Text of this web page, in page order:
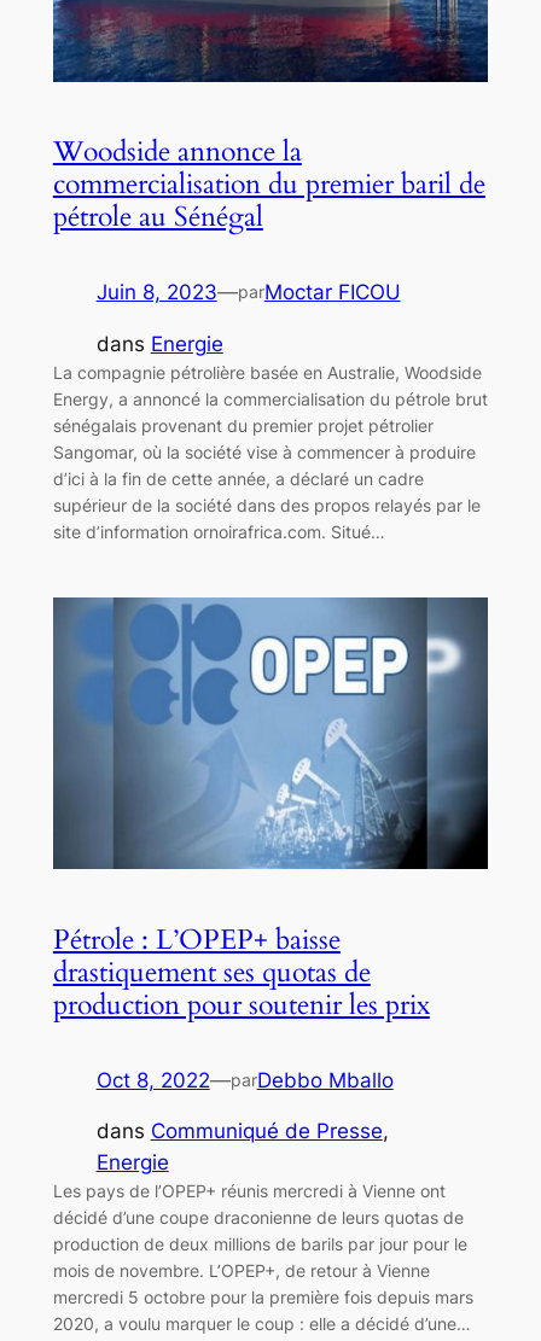
Woodside annonce la
commercialisation du premier baril de
pétrole au Sénégal
Juin 8, 2023—parMoctar FICOU
dans Energie
La compagnie pétrolière basée en Australie, Woodside
Energy, a annoncé la commercialisation du pétrole brut
sénégalais provenant du premier projet pétrolier
Sangomar, où la société vise à commencer à produire
d’ici à la fin de cette année, a déclaré un cadre
supérieur de la société dans des propos relayés par le
site d’information ornoirafrica.com. Situé…
Pétrole : L’OPEP+ baisse
drastiquement ses quotas de
production pour soutenir les prix
Oct 8, 2022—parDebbo Mballo
dans Communiqué de Presse
Energie
Les pays de l’OPEP+ réunis mercredi à Vienne ont
décidé d’une coupe draconienne de leurs quotas de
production de deux millions de barils par jour pour le
mois de novembre. L’OPEP+, de retour à Vienne
mercredi 5 octobre pour la première fois depuis mars
2020, a voulu marquer le coup : elle a décidé d’une…